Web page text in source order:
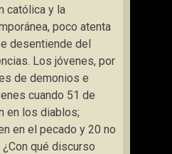
católica y la
poco atenta
desentiende del
Los jóvenes, por
de demonios e
cuando 51 de
en los diablos;
en el pecado y 20 no
qué discurso